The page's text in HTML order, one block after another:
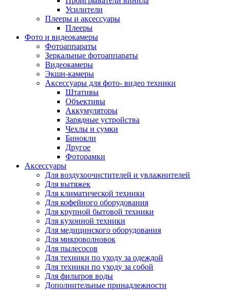
Электронные книги
Аксессуары для смартфонов и планшетов
Внешние аккумуляторы
Гарнитуры для телефонов
Держатели и подставки
Док станции
Зарядные устройства
Защитные стекла для смартфонов
Кабели и шлейфы
Моноподы
Пленки для планшетов
Прочие аксессуары для телефонов
Стилусы
Трекеры
Чехлы для планшетов
Чехлы для смартфонов
Аксессуары для смарт-часов
Аксессуары к планшетам для рисования
Офис
Принтеры лазерные
Принтеры струйные
Принтеры матричные
Мфу лазерные
Мфу струйные
Мфу светодиодные
Портативные принтеры
Принтеры для печати наклеек
Копировальные аппараты
Сканеры
Плоттеры
Ламинаторы
Усилители
Плееры и аксессуары
Плееры
Фото и видеокамеры
Фотоаппараты
Зеркальные фотоаппараты
Видеокамеры
Экшн-камеры
Аксессуары для фото- видео техники
Штативы
Объективы
Аккумуляторы
Зарядные устройства
Чехлы и сумки
Бинокли
Другое
Фоторамки
Аксессуары
Для воздухоочистителей и увлажнителей
Для вытяжек
Для климатической техники
Для кофейного оборудования
Для крупной бытовой техники
Для кухонной техники
Для медицинского оборудования
Для микроволновок
Для пылесосов
Для техники по уходу за одеждой
Для техники по уходу за собой
Для фильтров воды
Дополнительные принадлежности